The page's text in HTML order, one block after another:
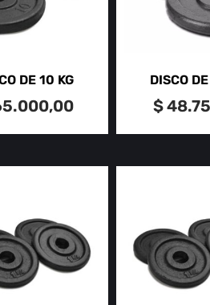
DE 10 KG DISCO
$